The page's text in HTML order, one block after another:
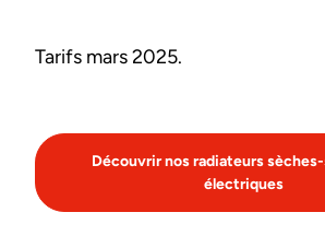
Tarifs mars 2025.
Découvrir nos radiateurs
électriques